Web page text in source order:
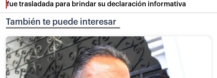
fue trasladada para brindar su declaración informativa
También te puede interesar